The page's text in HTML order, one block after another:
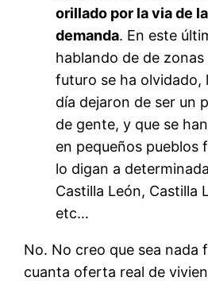
orillado por la via de
demanda. En este
hablando de de zonas
futuro se ha olvidado,
día dejaron de ser un
de gente, y que se
en pequeños pueblos
lo digan a
Castilla León, Castilla
etc…
No. No creo que sea nada
cuanta oferta real de